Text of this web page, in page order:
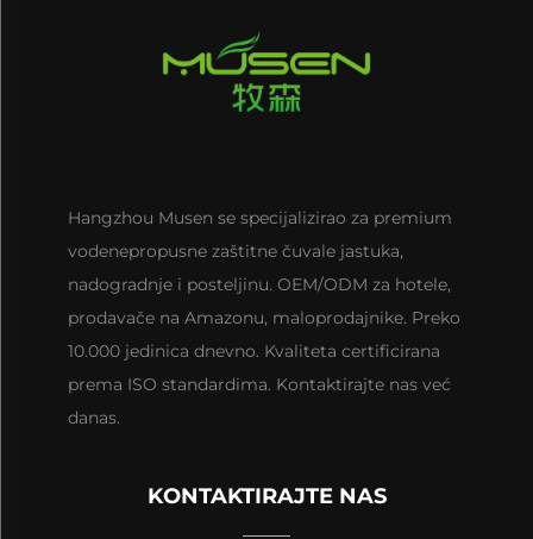
Hangzhou Musen se specijalizirao za premium
vodenepropusne zaštitne čuvale jastuka,
nadogradnje i posteljinu. OEM/ODM za hotele,
prodavače na Amazonu, maloprodajnike. Preko
10.000 jedinica dnevno. Kvaliteta certificirana
prema ISO standardima. Kontaktirajte nas već
danas.
KONTAKTIRAJTE NAS